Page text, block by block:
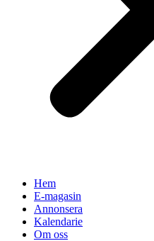
Hem
E-magasin
Annonsera
Kalendarie
Om oss